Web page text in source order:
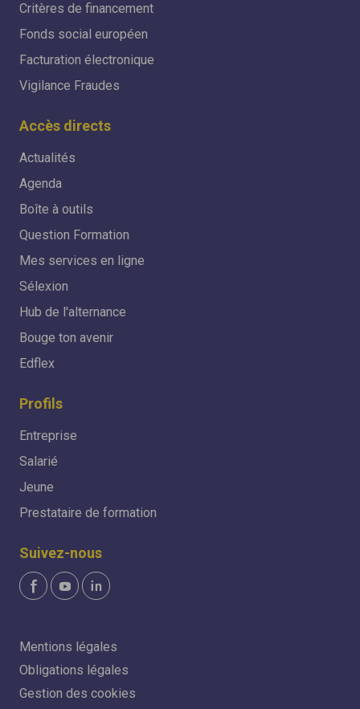
Critères de financement
Fonds social européen
Facturation électronique
Vigilance Fraudes
Accès directs
Actualités
Agenda
Boîte à outils
Question Formation
Mes services en ligne
Sélexion
Hub de l'alternance
Bouge ton avenir
Edflex
Profils
Entreprise
Salarié
Jeune
Prestataire de formation
Suivez-nous
Mentions légales
Obligations légales
Gestion des cookies